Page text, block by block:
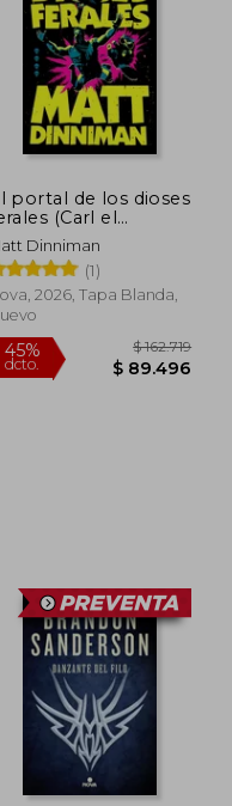
45%
dcto.
45%
dcto.
portal de los dioses
(Carl el
4)
Dinniman
(1)
2026, Tapa Blanda,